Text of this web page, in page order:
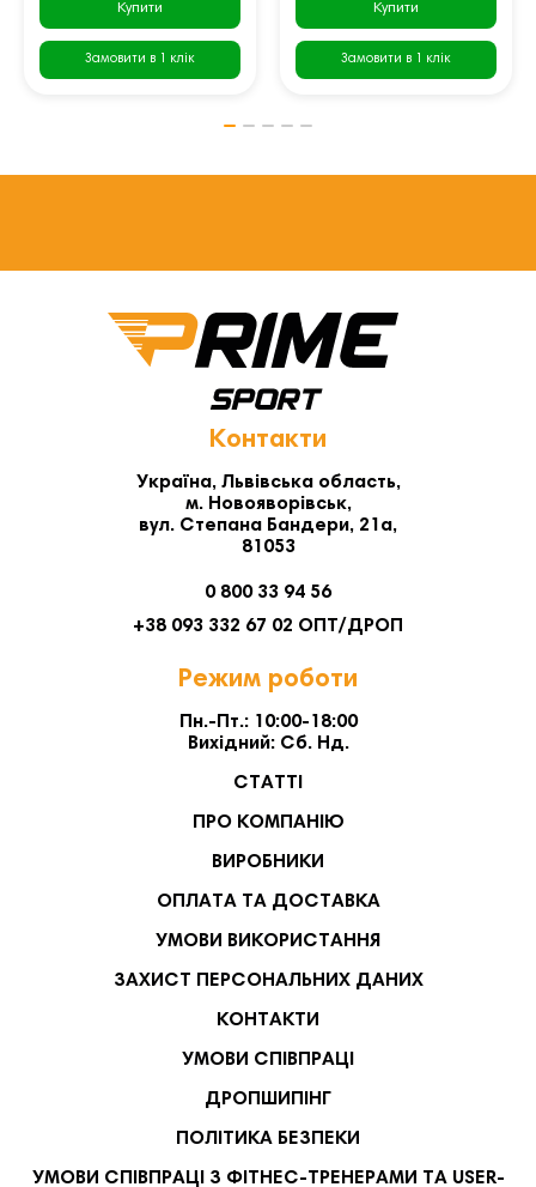
Купити
Замовити в 1 клік
Купити
Замовити в 1 клік
Контакти
Україна, Львівська область,
м. Новояворівськ,
вул. Степана Бандери, 21а,
81053
0 800 33 94 56
+38 093 332 67 02 ОПТ/ДРОП
Режим роботи
Пн.-Пт.: 10:00-18:00
Вихідний: Сб. Нд.
СТАТТІ
ПРО КОМПАНІЮ
ВИРОБНИКИ
ОПЛАТА ТА ДОСТАВКА
УМОВИ ВИКОРИСТАННЯ
ЗАХИСТ ПЕРСОНАЛЬНИХ ДАНИХ
КОНТАКТИ
УМОВИ СПІВПРАЦІ
ДРОПШИПІНГ
ПОЛІТИКА БЕЗПЕКИ
УМОВИ СПІВПРАЦІ З ФІТНЕС-ТРЕНЕРАМИ ТА USER-